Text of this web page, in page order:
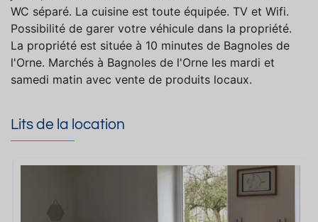
WC séparé. La cuisine est toute équipée. TV et Wifi.
Possibilité de garer votre véhicule dans la propriété.
La propriété est située à 10 minutes de Bagnoles de
l'Orne. Marchés à Bagnoles de l'Orne les mardi et
samedi matin avec vente de produits locaux.
Lits de la location